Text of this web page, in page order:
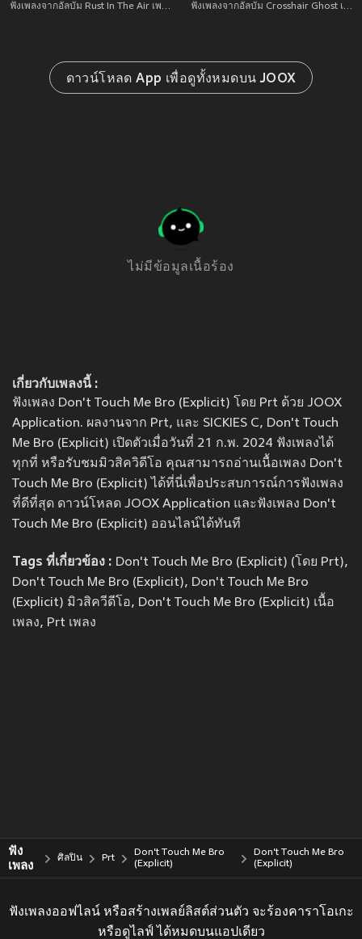
ฟังเพลงจากอัลบัม Rust In The Air เพลงใหม่จาก อัพเดทเพลงใหม่ล่าสุดก่อนใคร ตลอดปี 2021 ฟังเพลงจากอัลบัม Crosshair Ghost เพลงใหม่จาก อัพเดทเพลงใหม่ล่าสุดก่อนใคร ตลอดปี 2021
ดาวน์โหลด App เพื่อดูทั้งหมดบน JOOX
ไม่มีข้อมูลเนื้อร้อง
เกี่ยวกับเพลงนี้ :
ฟังเพลง Don't Touch Me Bro (Explicit) โดย Prt ด้วย JOOX
Application. ผลงานจาก Prt, และ SICKIES C, Don't Touch
Me Bro (Explicit) เปิดตัวเมื่อวันที่ 21 ก.พ. 2024 ฟังเพลงได้
ทุกที่ หรือรับชมมิวสิควิดีโอ คุณสามารถอ่านเนื้อเพลง Don't
Touch Me Bro (Explicit) ได้ที่นี่เพื่อประสบการณ์การฟังเพลง
ที่ดีที่สุด ดาวน์โหลด JOOX Application และฟังเพลง Don't
Touch Me Bro (Explicit) ออนไลน์ได้ทันที
Tags ที่เกี่ยวข้อง : Don't Touch Me Bro (Explicit) (โดย Prt),
Don't Touch Me Bro (Explicit), Don't Touch Me Bro
(Explicit) มิวสิควีดีโอ, Don't Touch Me Bro (Explicit) เนื้อ
เพลง, Prt เพลง
ฟัง
เพลง
ศิลปิน Prt
Don't Touch Me Bro
(Explicit)
Don't Touch Me Bro
(Explicit)
ฟังเพลงออฟไลน์ หรือสร้างเพลย์ลิสต์ส่วนตัว จะร้องคาราโอเกะ
หรือดูไลฟ์ ได้หมดบนแอปเดียว